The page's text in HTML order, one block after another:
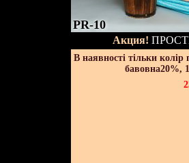
PR-10
Акция!
В наявності тільки
бавовна20%,